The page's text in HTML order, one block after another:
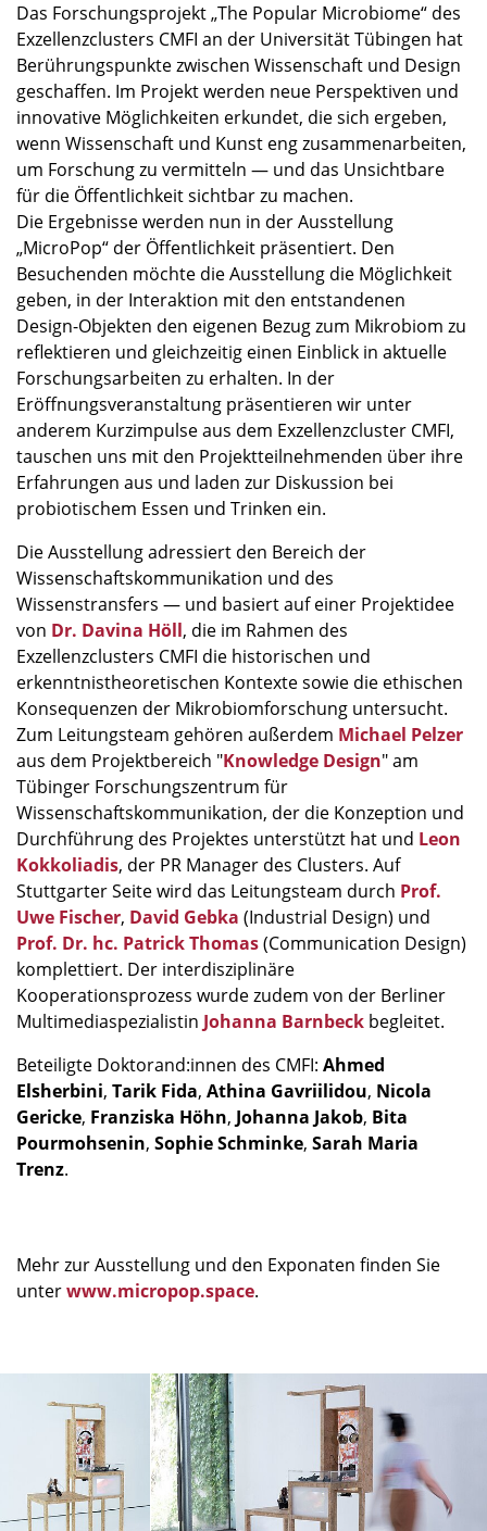
Das Forschungsprojekt „The Popular Microbiome“ des
Exzellenzclusters CMFI an der Universität Tübingen hat
Berührungspunkte zwischen Wissenschaft und Design
geschaffen. Im Projekt werden neue Perspektiven und
innovative Möglichkeiten erkundet, die sich ergeben,
wenn Wissenschaft und Kunst eng zusammenarbeiten,
um Forschung zu vermitteln — und das Unsichtbare
für die Öffentlichkeit sichtbar zu machen.
Die Ergebnisse werden nun in der Ausstellung
„MicroPop“ der Öffentlichkeit präsentiert. Den
Besuchenden möchte die Ausstellung die Möglichkeit
geben, in der Interaktion mit den entstandenen
Design-Objekten den eigenen Bezug zum Mikrobiom zu
reflektieren und gleichzeitig einen Einblick in aktuelle
Forschungsarbeiten zu erhalten. In der
Eröffnungsveranstaltung präsentieren wir unter
anderem Kurzimpulse aus dem Exzellenzcluster CMFI,
tauschen uns mit den Projektteilnehmenden über ihre
Erfahrungen aus und laden zur Diskussion bei
probiotischem Essen und Trinken ein.
Die Ausstellung adressiert den Bereich der
Wissenschaftskommunikation und des
Wissenstransfers — und basiert auf einer Projektidee
von Dr. Davina Höll, die im Rahmen des
Exzellenzclusters CMFI die historischen und
erkenntnistheoretischen Kontexte sowie die ethischen
Konsequenzen der Mikrobiomforschung untersucht.
Zum Leitungsteam gehören außerdem Michael Pelzer
aus dem Projektbereich "Knowledge Design" am
Tübinger Forschungszentrum für
Wissenschaftskommunikation, der die Konzeption und
Durchführung des Projektes unterstützt hat und Leon
Kokkoliadis, der PR Manager des Clusters. Auf
Stuttgarter Seite wird das Leitungsteam durch Prof.
Uwe Fischer, David Gebka (Industrial Design) und
Prof. Dr. hc. Patrick Thomas(Communication Design)
komplettiert. Der interdisziplinäre
Kooperationsprozess wurde zudem von der Berliner
Multimediaspezialistin Johanna Barnbeck begleitet.
Beteiligte Doktorand:innen des CMFI: Ahmed
Elsherbini, Tarik Fida, Athina Gavriilidou, Nicola
Gericke, Franziska Höhn, Johanna Jakob, Bita
Pourmohsenin, Sophie Schminke, Sarah Maria
Trenz.
Mehr zur Ausstellung und den Exponaten finden Sie
unterwww.micropop.space.